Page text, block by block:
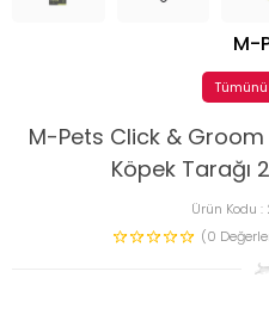
M-Pets Click & Groom
Köpek Tarağı
Ürün Kodu :
(0
M-